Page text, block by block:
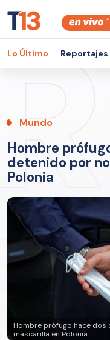
Lo Último
Mundo
Hombre
detenido por
Polonia
Hombre prófugo hace
mascarilla en Polonia